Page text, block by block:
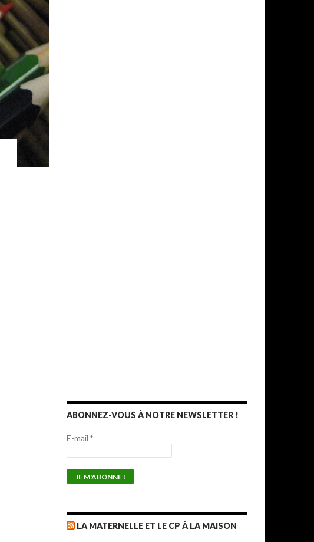
ABONNEZ-VOUS À NOTRE NEWSLETTER !
E-mail *
LA MATERNELLE ET LE CP À LA MAISON